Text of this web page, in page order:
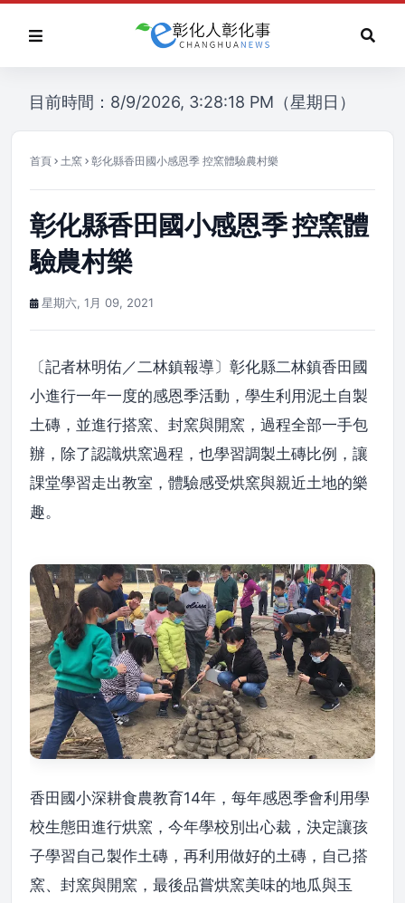
目前時間：8/9/2026, 3:28:18 PM（星期日）
首頁 土窯 彰化縣香田國小感恩季 控窯體驗農村樂
彰化縣香田國小感恩季 控窯體
驗農村樂
星期六, 1月 09, 2021
〔記者林明佑／二林鎮報導〕彰化縣二林鎮香田國
小進行一年一度的感恩季活動，學生利用泥土自製
土磚，並進行搭窯、封窯與開窯，過程全部一手包
辦，除了認識烘窯過程，也學習調製土磚比例，讓
課堂學習走出教室，體驗感受烘窯與親近土地的樂
趣。
香田國小深耕食農教育14年，每年感恩季會利用學
校生態田進行烘窯，今年學校別出心裁，決定讓孩
子學習自己製作土磚，再利用做好的土磚，自己搭
窯、封窯與開窯，最後品嘗烘窯美味的地瓜與玉